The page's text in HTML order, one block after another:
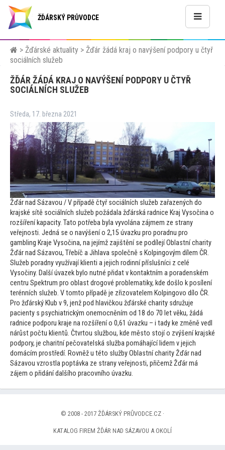
ŽĎÁRSKÝ PRŮVODCE
> Žďárské aktuality > Žďár žádá kraj o navýšení podpory u čtyř
sociálních služeb
ŽĎÁR ŽÁDÁ KRAJ O NAVÝŠENÍ PODPORY U ČTYŘ
SOCIÁLNÍCH SLUŽEB
Středa, 17. března 2021
Žďár nad Sázavou / V případě čtyř sociálních služeb zařazených do
krajské sítě sociálních služeb požádala žďárská radnice Kraj Vysočina o
rozšíření kapacity. Tato potřeba byla vyvolána zájmem ze strany
veřejnosti. Jedná se o navýšení o 2,15 úvazku pro poradnu pro
gambling Kraje Vysočina, na jejímž zajištění se podílejí Oblastní charity
Žďár nad Sázavou, Třebíč a Jihlava společně s Kolpingovým dílem ČR.
Služeb poradny využívají klienti a jejich rodinní příslušníci z celé
Vysočiny. Další úvazek bylo nutné přidat v kontaktním a poradenském
centru Spektrum pro oblast drogové problematiky, kde došlo k posílení
terénních služeb. Vtomto případě je zřizovatelem Kolpingovo dílo ČR.
Pro žďárský Klub v 9, jenž pod hlavičkou žďárské charity sdružuje
pacienty s psychiatrickým onemocněním od 18 do 70 let věku, žádá
radnice podporu kraje na rozšíření o 0,61 úvazku – i tady ke změně vedl
nárůst počtu klientů. Čtvrtou službou, kde město stojí o zvýšení krajské
podpory, je charitní pečovatelská služba pomáhající lidem v jejich
domácím prostředí. Rovněž u této služby Oblastní charity Žďár nad
Sázavou vzrostla poptávka ze strany veřejnosti, přičemž Žďár má
zájem o přidání dalšího pracovního úvazku.
© 2008 - 2017 ŽĎÁRSKÝ PRŮVODCE.CZ ·
KATALOG FIREM ŽĎÁR NAD SÁZAVOU A OKOLÍ